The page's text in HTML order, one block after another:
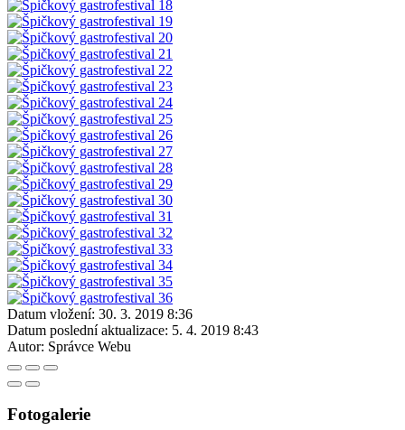
Datum vložení: 30. 3. 2019 8:36
Datum poslední aktualizace: 5. 4. 2019 8:43
Autor: Správce Webu
Fotogalerie